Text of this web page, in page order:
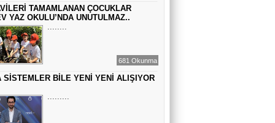
GEÇMİŞİN SIRLARINA VAKIF OLUN
EMİR EMİRHANOĞLU
BAYRAMDA ARA VERİN
MACİT SOYDAN
TAMAMLANAN ÇOCUKLAR
YAZ OKULU’NDA UNUTULMAZ..
........
681 Okunma
SİSTEMLER BİLE YENİ YENİ ALIŞIYOR
.........